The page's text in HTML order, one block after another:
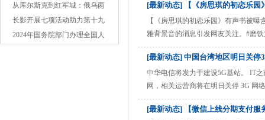
书被曝含不雅背景音，磨铁回
应：审核不严，把
从库尔斯克到红军城：俄乌两
军的豪赌，谁会遭受战略性失
败？
长影开展七项活动助力第十九
届中国长春电影节
2024年国务院部门办理全国人
者发现，近两周以来，利用AI“爆改”
[最新动态] 【《房思琪的初恋乐
【《房思琪的初恋乐园》有声书被
雅背景音的消息引发网友关注。#磨
发布《道歉声明》，表示已第一时间
致以深深的歉意。我们审核不严，把
的原因进行追查，我方会 ......
[最新动态] 中国台湾地区明日关停
中华电信将发力于建设5G基站。 IT
网，相关运营商将在明日关停 3G 网
在台湾地区已有超过 20 年的历史，
VoLTE（Voice over LTE）技术。 而
[最新动态] 【微信上线分期支付